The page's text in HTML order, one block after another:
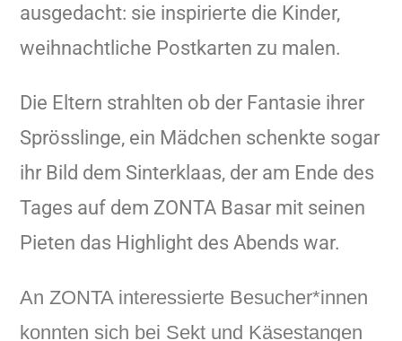
ausgedacht: sie inspirierte die Kinder,
weihnachtliche Postkarten zu malen.
Die Eltern strahlten ob der Fantasie ihrer
Sprösslinge, ein Mädchen schenkte sogar
ihr Bild dem Sinterklaas, der am Ende des
Tages auf dem ZONTA Basar mit seinen
Pieten das Highlight des Abends war.
An ZONTA interessierte Besucher*innen
konnten sich bei Sekt und Käsestangen